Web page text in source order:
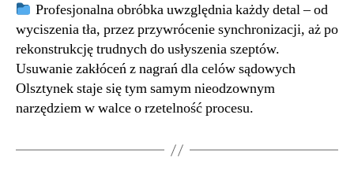
Profesjonalna obróbka uwzględnia każdy detal – od
wyciszenia tła, przez przywrócenie synchronizacji, aż po
rekonstrukcję trudnych do usłyszenia szeptów.
Usuwanie zakłóceń z nagrań dla celów sądowych
Olsztynek staje się tym samym nieodzownym
narzędziem w walce o rzetelność procesu.